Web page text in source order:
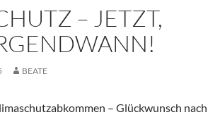
– JETZT,
BEATE
– Glückwunsch nach